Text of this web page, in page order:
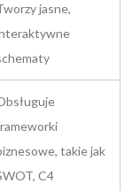
jasne,
takie jak
C4